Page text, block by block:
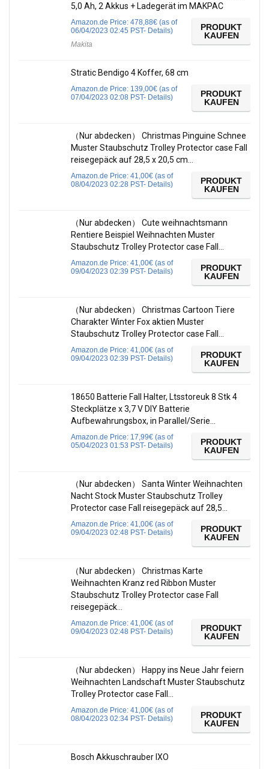
5,0 Ah, 2 Akkus + Ladegerät im MAKPAC
Amazon.de Price: 478,88€ (as of
06/04/2023 02:45 PST- Details)
Makita
PRODUKT
KAUFEN
Stratic Bendigo 4 Koffer, 68 cm
Amazon.de Price: 139,00€ (as of
07/04/2023 02:08 PST- Details)
PRODUKT
KAUFEN
（Nur abdecken） Christmas Pinguine Schnee
Muster Staubschutz Trolley Protector case Fall
reisegepäck auf 28,5 x 20,5 cm…
Amazon.de Price: 41,00€ (as of
08/04/2023 02:28 PST- Details)
PRODUKT
KAUFEN
（Nur abdecken） Cute weihnachtsmann
Rentiere Beispiel Weihnachten Muster
Staubschutz Trolley Protector case Fall…
Amazon.de Price: 41,00€ (as of
09/04/2023 02:39 PST- Details)
PRODUKT
KAUFEN
（Nur abdecken） Christmas Cartoon Tiere
Charakter Winter Fox aktien Muster
Staubschutz Trolley Protector case Fall…
Amazon.de Price: 41,00€ (as of
09/04/2023 02:39 PST- Details)
PRODUKT
KAUFEN
18650 Batterie Fall Halter, Ltsstoreuk 8 Stk 4
Steckplätze x 3,7 V DIY Batterie
Aufbewahrungsbox, in Parallel/Serie…
Amazon.de Price: 17,99€ (as of
05/04/2023 01:53 PST- Details)
PRODUKT
KAUFEN
（Nur abdecken） Santa Winter Weihnachten
Nacht Stock Muster Staubschutz Trolley
Protector case Fall reisegepäck auf 28,5…
Amazon.de Price: 41,00€ (as of
09/04/2023 02:48 PST- Details)
PRODUKT
KAUFEN
（Nur abdecken） Christmas Karte
Weihnachten Kranz red Ribbon Muster
Staubschutz Trolley Protector case Fall
reisegepäck…
Amazon.de Price: 41,00€ (as of
09/04/2023 02:48 PST- Details)
PRODUKT
KAUFEN
（Nur abdecken） Happy ins Neue Jahr feiern
Weihnachten Landschaft Muster Staubschutz
Trolley Protector case Fall…
Amazon.de Price: 41,00€ (as of
08/04/2023 02:34 PST- Details)
PRODUKT
KAUFEN
Bosch Akkuschrauber IXO